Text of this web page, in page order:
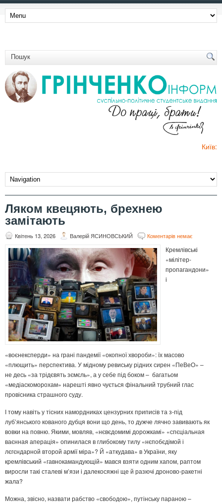
Київ:
Ляком квецяють, брехнею
замітають
Квітень 13, 2026 Валерій ЯСИНОВСЬКИЙ Коментарів немає
Кремлівські
«мілітер-
пропагандони»
і
«воєнексперди» на грані пандемії «окопної хвороби»: їх масово
«плющить» перспектива. У мідному ревиську рідних сирен «ПеВеО» –
не десь «за трідєвять зємєль», а у себе під боком – багатьом
«медіаскоморохам» нарешті явно чується фінальний трубний глас
провісника страшного суду.
І тому навіть у тісних намордниках цензурних приписів та з-під
луб’янського кованого дубця вони що день, то дужче лячно завивають як
вовки на повню. Якими, мовляв, «нєвєдомимі дорожкамі» «спєціальная
ваєнная аперація» опинилася в глибокому тилу «нєпобєдімой і
лєгєндарной второй армії міра»? Й «аткудава» в України, яку
кремлівський «гавнокамандующій» мався взяти одним хапом, раптом
виросли такі сталеві м’язи і далекосяжні ще й разючі дроново-ракетні
жала?
Можна, звісно, назвати рабство «свободою», путінську параною –